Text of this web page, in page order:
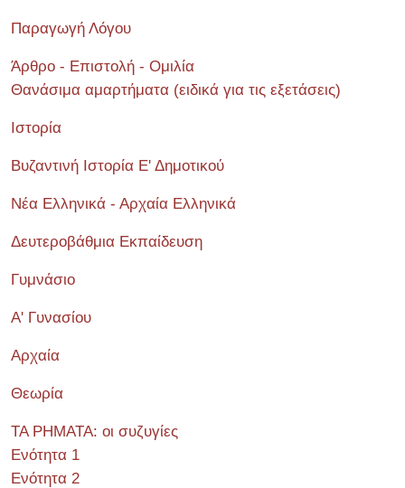
Παραγωγή Λόγου
Άρθρο - Επιστολή - Ομιλία
Θανάσιμα αμαρτήματα (ειδικά για τις εξετάσεις)
Ιστορία
Βυζαντινή Ιστορία Ε' Δημοτικού
Νέα Ελληνικά - Αρχαία Ελληνικά
Δευτεροβάθμια Εκπαίδευση
Γυμνάσιο
Α' Γυνασίου
Αρχαία
Θεωρία
ΤΑ ΡΗΜΑΤΑ: οι συζυγίες
Ενότητα 1
Ενότητα 2